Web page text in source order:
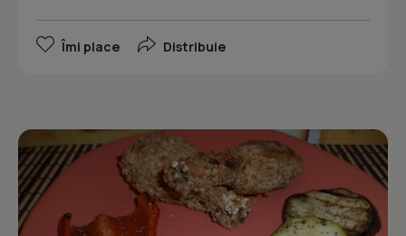
Îmi place Distribuie